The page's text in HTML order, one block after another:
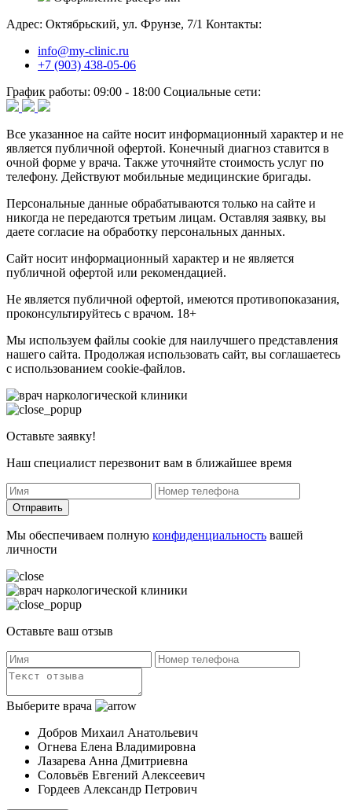
Адрес: Октябрьский, ул. Фрунзе, 7/1 Контакты:
info@my-clinic.ru
+7 (903) 438-05-06
График работы: 09:00 - 18:00 Социальные сети:
Все указанное на сайте носит информационный характер и не
является публичной офертой. Конечный диагноз ставится в
очной форме у врача. Также уточняйте стоимость услуг по
телефону. Действуют мобильные медицинские бригады.
Персональные данные обрабатываются только на сайте и
никогда не передаются третьим лицам. Оставляя заявку, вы
даете согласие на обработку персональных данных.
Сайт носит информационный характер и не является
публичной офертой или рекомендацией.
Не является публичной офертой, имеются противопоказания,
проконсультируйтесь с врачом. 18+
Мы используем файлы cookie для наилучшего представления
нашего сайта. Продолжая использовать сайт, вы соглашаетесь
с использованием cookie-файлов.
Оставьте заявку!
Наш специалист перезвонит вам в ближайшее время
Отправить
Мы обеспечиваем полную конфиденциальность вашей
личности
Оставьте ваш отзыв
Выберите врача
Добров Михаил Анатольевич
Огнева Елена Владимировна
Лазарева Анна Дмитриевна
Соловьёв Евгений Алексеевич
Гордеев Александр Петрович